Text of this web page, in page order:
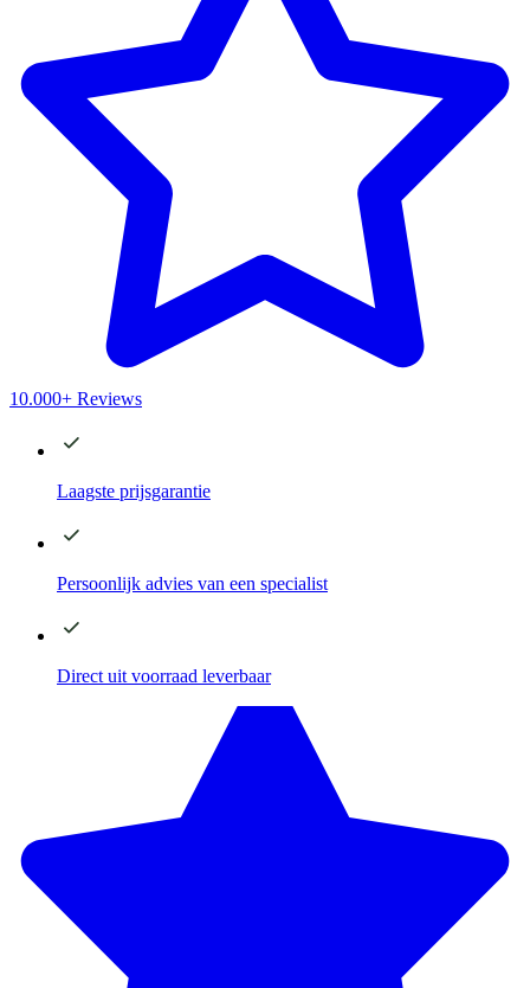
10.000+ Reviews
Laagste prijsgarantie
Persoonlijk advies van een specialist
Direct uit voorraad leverbaar